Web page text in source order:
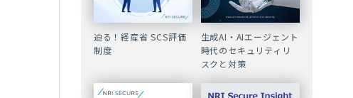
迫る！経産省 SCS評価
制度
生成AI・AIエージェント
時代のセキュリティリ
スクと対策